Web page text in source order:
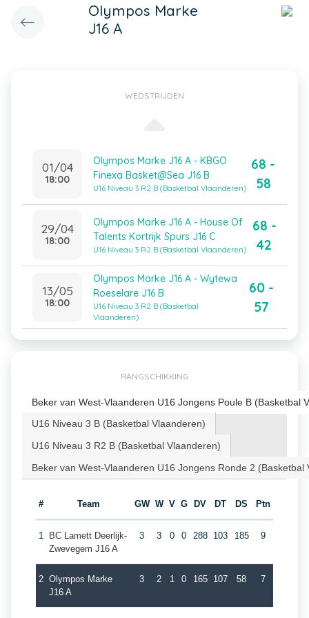
Olympos Marke
J16 A
WEDSTRIJDEN
01/04
18:00
Olympos Marke J16 A - KBGO
Finexa Basket@Sea J16 B
U16 Niveau 3 R2 B (Basketbal Vlaanderen)
68 -
58
29/04
18:00
Olympos Marke J16 A - House Of
Talents Kortrijk Spurs J16 C
U16 Niveau 3 R2 B (Basketbal Vlaanderen)
68 -
42
13/05
18:00
Olympos Marke J16 A - Wytewa
Roeselare J16 B
U16 Niveau 3 R2 B (Basketbal
Vlaanderen)
60 -
57
RANGSCHIKKING
Beker van West-Vlaanderen U16 Jongens Poule B (Basketbal
U16 Niveau 3 B (Basketbal Vlaanderen)
U16 Niveau 3 R2 B (Basketbal Vlaanderen)
Beker van West-Vlaanderen U16 Jongens Ronde 2 (Basketbal
# Team GW W V G DV DT DS Ptn
1
BC Lamett Deerlijk-
Zwevegem J16 A
3 3 0 0 288 103 185 9
2 Olympos Marke
J16 A
3 2 1 0 165 107 58 7